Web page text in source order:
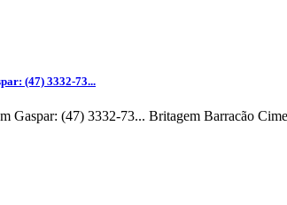
(47) 3332-73...
(47) 3332-73... Britagem Barracão